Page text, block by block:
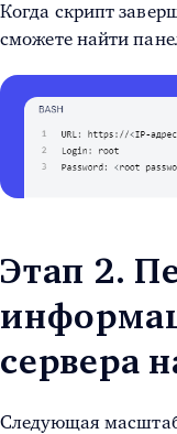
Когда скрипт
сможете найти
Этап 2.
сервера
Следующая